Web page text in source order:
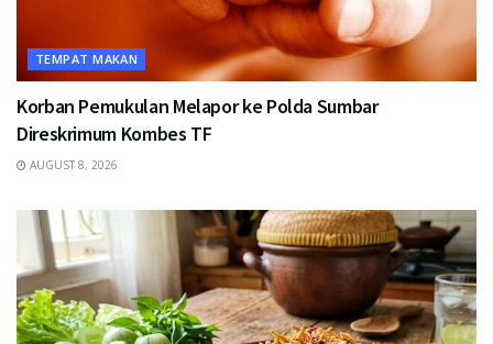
TEMPAT MAKAN
Korban Pemukulan Melapor ke Polda Sumbar
Direskrimum Kombes TF
AUGUST 8, 2026